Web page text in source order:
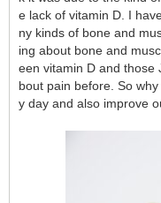
e lack of vitamin D. I
ny kinds of bone and
ing about bone and
een vitamin D and those
bout pain before. So
y day and also improve